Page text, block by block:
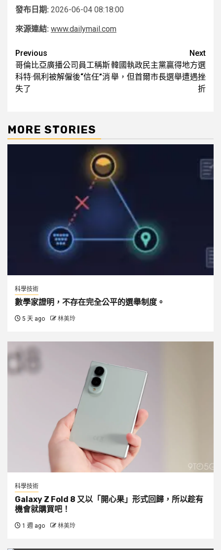
發布日期: 2026-06-04 08:18:00
來源連結: www.dailymail.com
Post
navigation
Previous
哥倫比亞廣播公司員工稱斯
科特·佩利被解僱後“信任”消
失了
Next
韓國執政民主黨贏得地方選
舉，但首爾市長選舉遭遇挫
折
MORE STORIES
科學技術
數學家證明，不存在完全公平的選舉制度。
5 天 ago 林美玲
科學技術
Galaxy Z Fold 8 又以「開心果」形式回歸，所以趁有
機會就購買吧！
1 週 ago 林美玲